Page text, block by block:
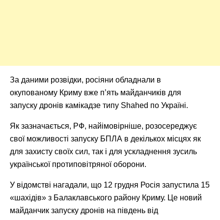
За даними розвідки, росіяни обладнали в
окупованому Криму вже п’ять майданчиків для
запуску дронів камікадзе типу Shahed по Україні.
Як зазначається, РФ, найімовірніше, розосереджує
свої можливості запуску БПЛА в декількох місцях як
для захисту своїх сил, так і для ускладнення зусиль
української протиповітряної оборони.
У відомстві нагадали, що 12 грудня Росія запустила 15
«шахідів» з Балаклавського району Криму. Це новий
майданчик запуску дронів на південь від